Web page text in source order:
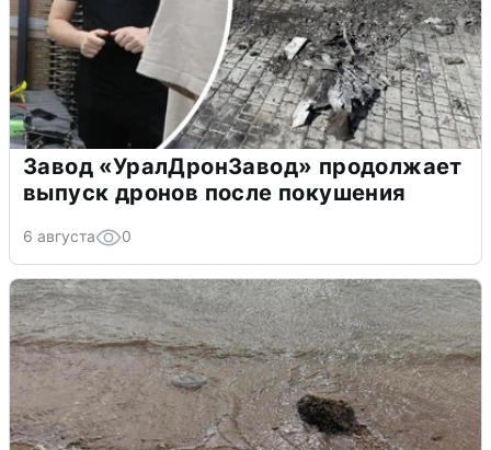
Завод «УралДронЗавод» продолжает
выпуск дронов после покушения
6 августа 0